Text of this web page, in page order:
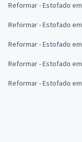
Reformar - Estofado
Reformar - Estofado
Reformar - Estofado
Reformar - Estofado
Reformar - Estofado